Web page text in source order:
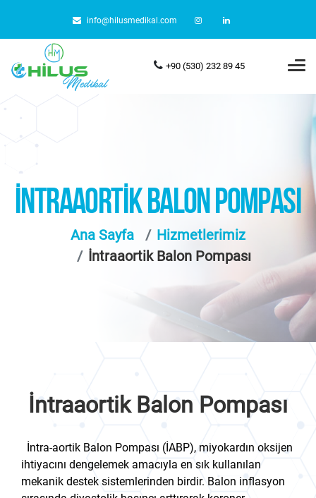
info@hilusmedikal.com
+90 (530) 232 89 45
İNTRAAORTIK BALON POMPASI
Ana Sayfa
Hizmetlerimiz
İntraaortik Balon Pompası
İntraaortik Balon Pompası
İntra-aortik Balon Pompası (İABP), miyokardın oksijen
ihtiyacını dengelemek amacıyla en sık kullanılan
mekanik destek sistemlerinden birdir. Balon inflasyon